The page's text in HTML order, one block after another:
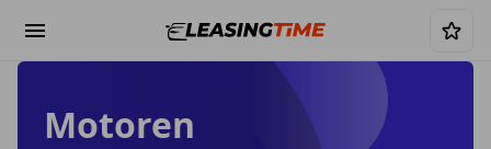
Motoren